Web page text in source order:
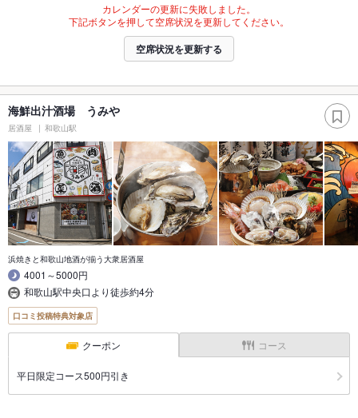
カレンダーの更新に失敗しました。
下記ボタンを押して空席状況を更新してください。
空席状況を更新する
海鮮出汁酒場 うみや
居酒屋 和歌山駅
浜焼きと和歌山地酒が揃う大衆居酒屋
4001～5000円
和歌山駅中央口より徒歩約4分
口コミ投稿特典対象店
クーポン コース
平日限定コース500円引き